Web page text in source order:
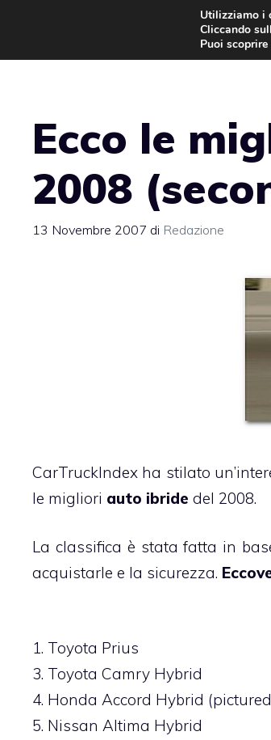
contenuto
Ecco le
2008
13 Novembre 2007 di Redazione
CarTruckIndex ha stilato
le migliori auto ibride del 2008.
La classifica è stata fatta in
acquistarle e la sicurezza.
1. Toyota Prius
3. Toyota Camry Hybrid
4. Honda Accord Hybrid
5. Nissan Altima Hybrid
Utilizziamo i
Cliccando
Puoi